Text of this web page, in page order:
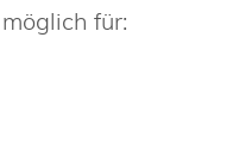
für: